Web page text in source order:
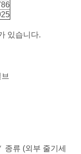
있습니다.
종류 (외부 줄기세